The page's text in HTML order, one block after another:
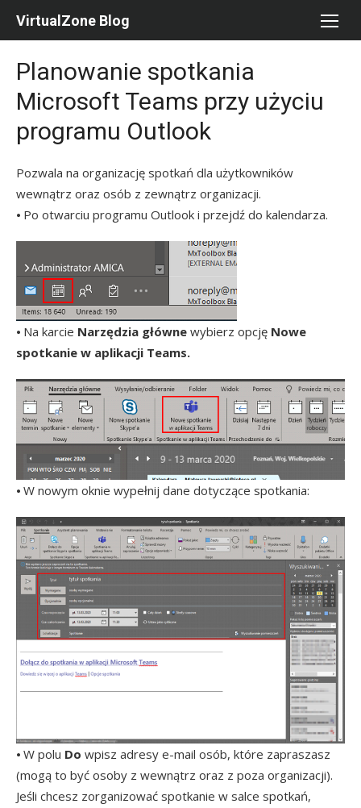
VirtualZone Blog
Planowanie spotkania
Microsoft Teams przy użyciu
programu Outlook
Pozwala na organizację spotkań dla użytkowników
wewnątrz oraz osób z zewnątrz organizacji.
⦁ Po otwarciu programu Outlook i przejdź do kalendarza.
⦁ Na karcie Narzędzia główne wybierz opcję Nowe
spotkanie w aplikacji Teams.
⦁ W nowym oknie wypełnij dane dotyczące spotkania:
⦁ W polu Do wpisz adresy e-mail osób, które zapraszasz
(mogą to być osoby z wewnątrz oraz z poza organizacji).
Jeśli chcesz zorganizować spotkanie w salce spotkań,